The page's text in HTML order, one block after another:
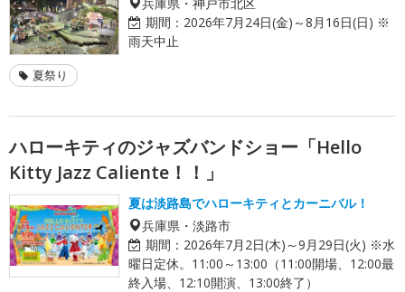
期間： 2026年7月24日(金)～8月16日(日) ※
雨天中止
夏祭り
ハローキティのジャズバンドショー「Hello
Kitty Jazz Caliente！！」
夏は淡路島でハローキティとカーニバル！
兵庫県・淡路市
期間： 2026年7月2日(木)～9月29日(火) ※水
曜日定休。11:00～13:00（11:00開場、12:00最
終入場、12:10開演、13:00終了）